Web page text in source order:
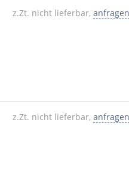
z.Zt. nicht lieferbar, anfragen
z.Zt. nicht lieferbar, anfragen